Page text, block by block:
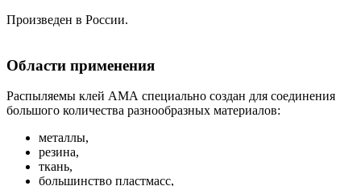
Произведен в России.
Области применения
Распыляемы клей АМА специально создан для соединения
большого количества разнообразных материалов:
металлы,
резина,
ткань,
большинство пластмасс,